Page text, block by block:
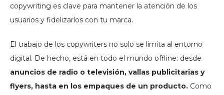
copywriting es clave para mantener la atención de los
usuarios y fidelizarlos con tu marca.
El trabajo de los copywriters no solo se limita al entorno
digital. De hecho, está en todo el mundo offline: desde
anuncios de radio o televisión, vallas publicitarias y
flyers, hasta en los empaques de un producto. Como